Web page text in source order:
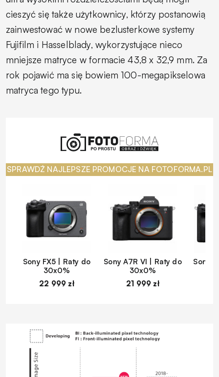
cieszyć się także użytkownicy, którzy postanowią
zainwestować w nowe bezlusterkowe systemy
Fujifilm i Hasselblady, wykorzystujące nieco
mniejsze matryce w formacie 43,8 x 32,9 mm. Za
rok pojawić ma się bowiem 100-megapikselowa
matryca tego typu.
SPRAWDŹ NAJLEPSZE PROMOCJE NA FOTOFORMA.PL
Sony FX5 | Raty do
30x0%
22 999 zł
Sony A7R VI | Raty do
30x0%
21 999 zł
Sony